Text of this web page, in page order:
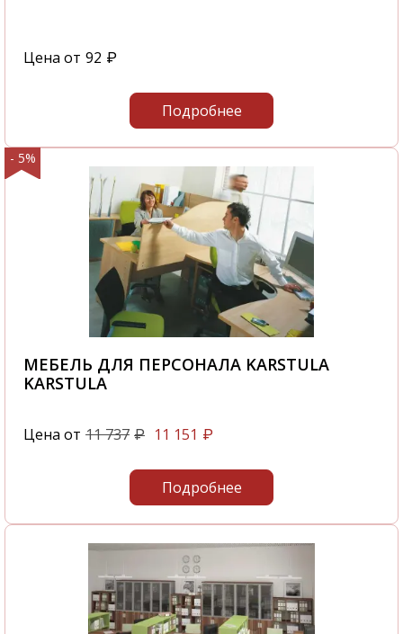
Цена от 92 ₽
Подробнее
- 5%
МЕБЕЛЬ ДЛЯ ПЕРСОНАЛА KARSTULA
KARSTULA
Цена от 11 737 ₽ 11 151 ₽
Подробнее